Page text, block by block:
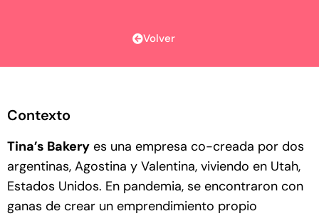
Volver
Contexto
Tina’s Bakery es una empresa co-creada por dos
argentinas, Agostina y Valentina, viviendo en Utah,
Estados Unidos. En pandemia, se encontraron con
ganas de crear un emprendimiento propio